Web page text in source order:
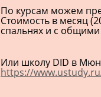
По курсам можем
Стоимость в месяц
спальнях и с
Или школу DID в
https://